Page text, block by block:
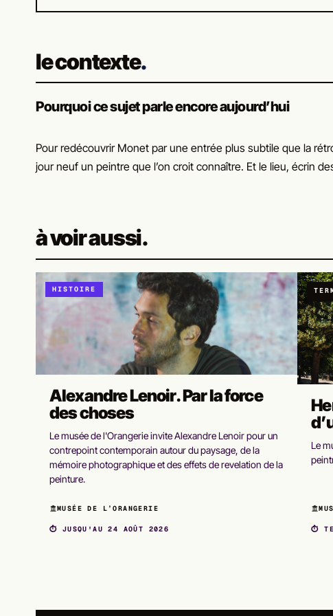
le contexte
Pourquoi ce sujet parle encore aujourd’hui
Pour redécouvrir Monet par une entrée plus subtile que la
jour neuf un peintre que l’on croit connaître. Et le lieu, écrin
à voir aussi.
HISTOIRE
Alexandre Lenoir. Par la force
des choses
Le musée de l'Orangerie invite Alexandre Lenoir pour un
contrepoint contemporain autour du paysage, de la
mémoire photographique et des effets de revelation de la
peinture.
MUSÉE DE L’ORANGERIE
⏱ JUSQU'AU 24 AOÛT 2026
Le
⏱